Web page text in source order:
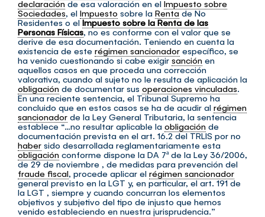
declaraciónde esa valoración en el Impuesto sobre
Sociedades, el Impuesto sobre la Rentade No
Residentes o elImpuesto sobre la Renta de las
Personas Físicas, no es conforme con el valor que se
derive de esa documentación. Teniendo en cuenta la
existencia de este régimen sancionador específico, se
ha venido cuestionando si cabe exigirsanción en
aquellos casos en que proceda una corrección
valorativa, cuando al sujeto no le resulta de aplicación la
obligación de documentar sus operaciones vinculadas.
En una reciente sentencia, el Tribunal Supremo ha
concluido que en estos casos se ha de acudir al régimen
sancionador de la Ley General Tributaria, la sentencia
establece “…no resultar aplicable la obligación de
documentación prevista en el art. 16.2 del TRLIS por no
haber sido desarrollada reglamentariamente esta
obligación conforme dispone la DA 7ª de la Ley 36/2006,
de 29 de noviembre , de medidas para prevención del
fraude fiscal, procede aplicar el régimen sancionador
general previsto en la LGT y, en particular, el art. 191 de
la LGT , siempre y cuando concurran los elementos
objetivos y subjetivo del tipo de injusto que hemos
venido estableciendo en nuestra jurisprudencia.”